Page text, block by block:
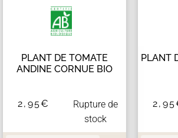
PLANT DE TOMATE
ANDINE CORNUE BIO
2,95€
Rupture de
stock
PLANT
2,95